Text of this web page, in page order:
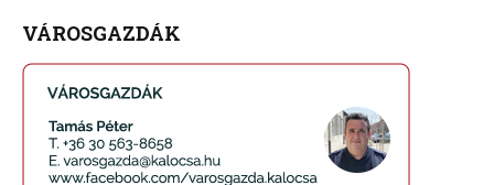
VÁROSGAZDÁK